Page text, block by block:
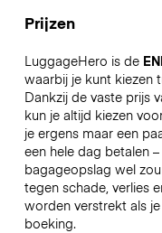
Prijzen
LuggageHero is de
waarbij je kunt kiezen
Dankzij de vaste prijs
kun je altijd kiezen
je ergens maar een
een hele dag betalen
bagageopslag wel
tegen schade, verlies
worden verstrekt als
boeking.